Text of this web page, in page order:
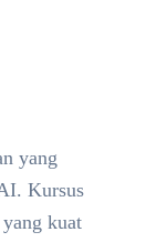
yang
Kursus
kuat